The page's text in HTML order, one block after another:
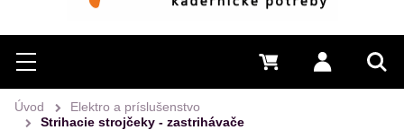
Hľadať
Menu Prihlásiť
0 €
Úvod
Elektro a príslušenstvo
Strihacie strojčeky - zastrihávače